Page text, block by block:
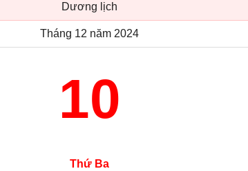
Dương lịch
Tháng 12 năm 2024
10
Thứ Ba